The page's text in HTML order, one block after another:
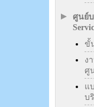
ศูนย์บ
ขั้
ง
ศู
แ
บ